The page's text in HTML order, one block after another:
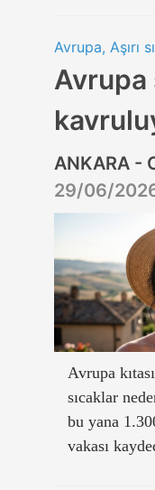
Avrupa, Aşırı
Avrupa
ANKARA -
29/06/
Avrupa
sıcaklar
bu yana
vakası